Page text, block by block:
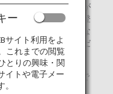
動積算されないことが
認されるまで、事後登
してください。必要な
録方法」をご確認くだ
都度、経由地の空港で
ー
サイト利用をよ
これまでの閲覧
とりの興味・関
イトや電子メー